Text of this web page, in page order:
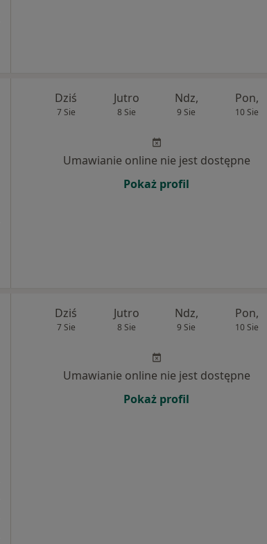
Dziś
7 Sie
Jutro
8 Sie
Ndz,
9 Sie
Pon,
10 Sie
Umawianie online nie jest dostępne
Pokaż profil
Dziś
7 Sie
Jutro
8 Sie
Ndz,
9 Sie
Pon,
10 Sie
Umawianie online nie jest dostępne
Pokaż profil